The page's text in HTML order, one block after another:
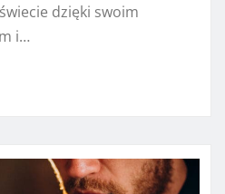
dzięki swoim
i…